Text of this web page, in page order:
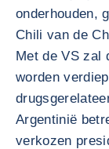
onderhouden,
Chili van de
Met de VS zal
worden
Argentinië
verkozen